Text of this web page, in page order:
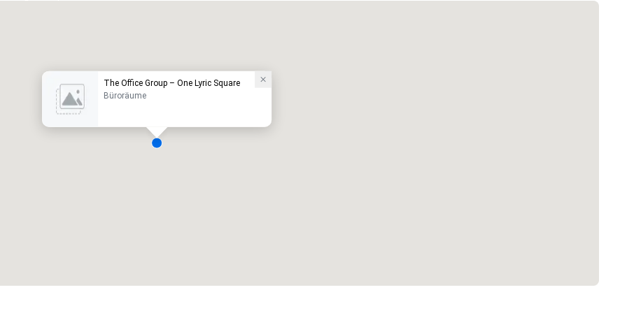
The Office Group – One Lyric Square
Büroräume